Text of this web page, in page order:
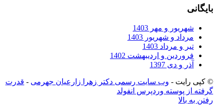
بایگانی
شهریور و مهر 1403
مرداد و شهریور 1403
تیر و مرداد 1403
فروردین و اردیبهشت 1402
آذر و دی 1397
© کپی رایت - وب سایت رسمی دکتر زهرا زارعیان جهرمی - قدرت
گرفته از پوسته وردپرس انفولد
رفتن به بالا